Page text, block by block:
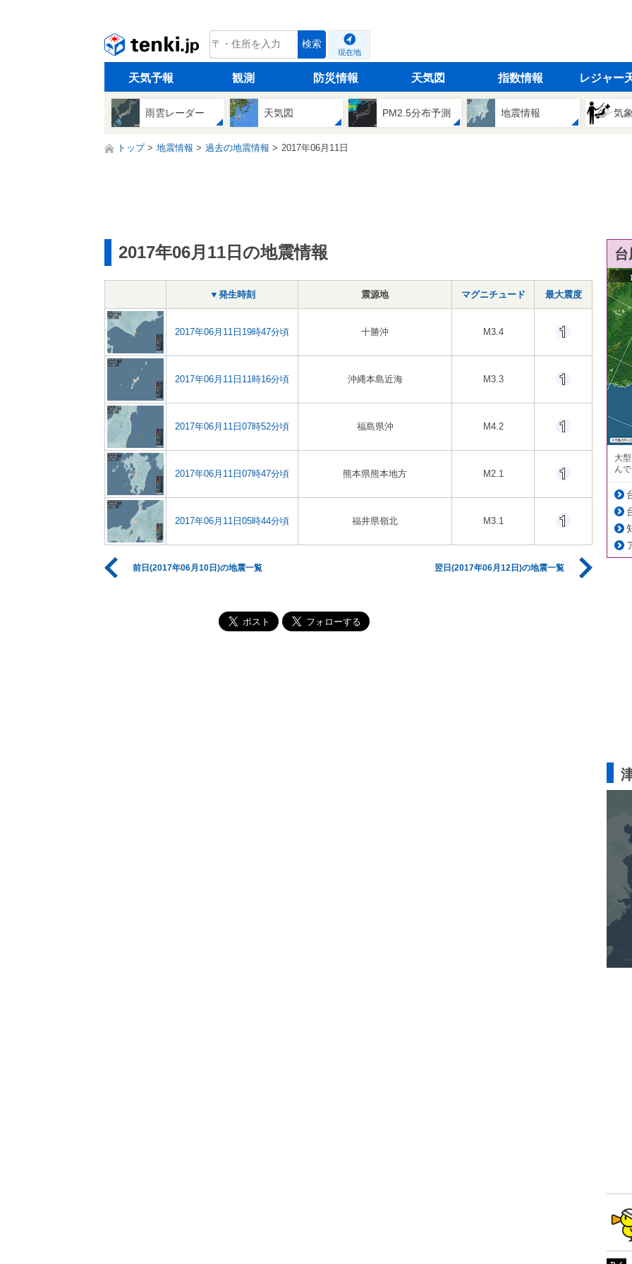
tenki.jp 検索
現在地
天気予報 観測 防災情報 天気図 指数情報 レジャー
雨雲レーダー 天気図 PM2.5分布予測 地震情報 気
トップ 地震情報 過去の地震情報 2017年06月11日
2017年06月11日の地震情報
▼発生時刻 震源地 マグニチュード 最大震度
2017年06月11日19時47分頃 十勝沖 M3.4
2017年06月11日11時16分頃 沖縄本島近海 M3.3
2017年06月11日07時52分頃 福島県沖 M4.2
2017年06月11日07時47分頃 熊本県熊本地方 M2.1
2017年06月11日05時44分頃 福井県嶺北 M3.1
前日(2017年06月10日)の地震一覧 翌日(2017年06月12日)の地震一覧
大
ん